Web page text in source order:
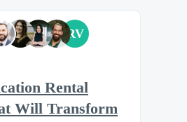
RV
Rental
Will Transform